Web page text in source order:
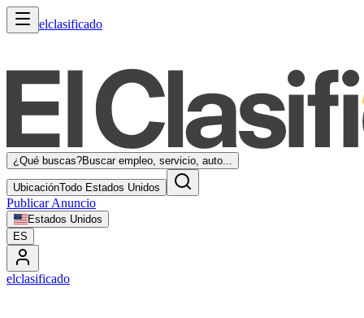
elclasificado
¿Qué buscas?Buscar empleo, servicio, auto...
UbicaciónTodo Estados Unidos
Publicar Anuncio
Estados Unidos
ES
elclasificado